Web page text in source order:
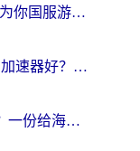
在澳洲，BanG加速器如何成为你国服游戏的“时光机”？
玩崩坏学园2海外用什么免费加速器好？2026海外党亲测国服游戏加速指南
国外如何玩新笑傲江湖不卡？一份给海外游子的终极网络指南